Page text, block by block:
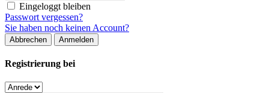
Eingeloggt bleiben
Passwort vergessen?
Sie haben noch keinen Account?
Abbrechen Anmelden
Registrierung bei